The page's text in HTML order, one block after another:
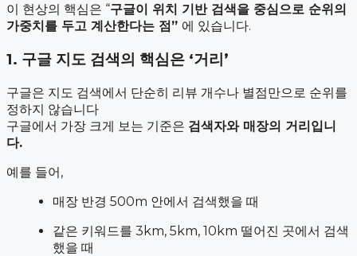
이 현상의 핵심은 “구글이 위치 기반 검색을 중심으로 순위의
가중치를 두고 계산한다는 점” 에 있습니다.
1. 구글 지도 검색의 핵심은 ‘거리’
구글은 지도 검색에서 단순히 리뷰 개수나 별점만으로 순위를
정하지 않습니다
구글에서 가장 크게 보는 기준은 검색자와 매장의 거리입니
다.
예를 들어,
매장 반경 500m 안에서 검색했을 때
같은 키워드를 3km, 5km, 10km 떨어진 곳에서 검색
했을 때